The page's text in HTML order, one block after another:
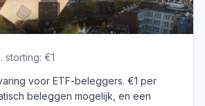
storting: €1
voor ETF-beleggers. €1 per
beleggen mogelijk, en een